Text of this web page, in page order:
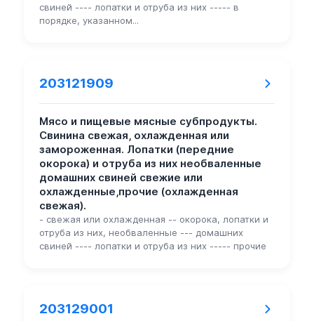
свиней ---- лопатки и отруба из них ----- в
порядке, указанном...
203121909
Мясо и пищевые мясные субпродукты.
Свинина свежая, охлажденная или
замороженная. Лопатки (передние
окорока) и отруба из них необваленные
домашних свиней свежие или
охлажденные,прочие (охлажденная
свежая).
- свежая или охлажденная -- окорока, лопатки и
отруба из них, необваленные --- домашних
свиней ---- лопатки и отруба из них ----- прочие
203129001